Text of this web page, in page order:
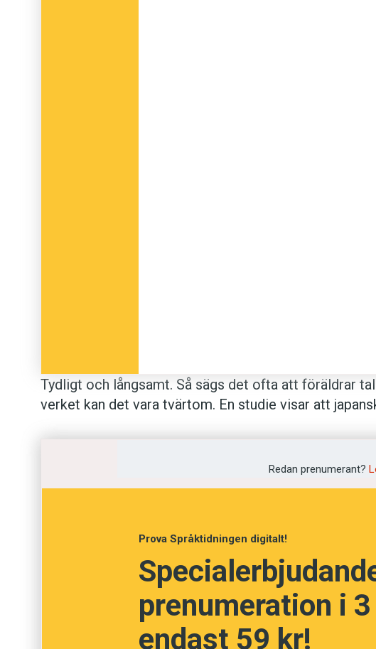
Tydligt och långsamt. Så sägs det ofta att föräldrar
verket kan det vara tvärtom. En studie visar att
ord som kan betraktas som barnsliga utmärkte
Resultaten säger dock inget om vilket sätt att prata
Redan prenumerant?
Prova Språktidningen digitalt!
prenumeration i
endast 59 kr!